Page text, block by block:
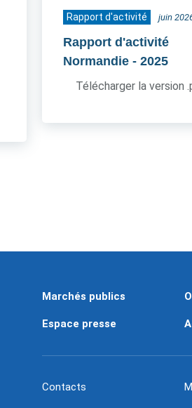
Rapport d'activité juin
Rapport d'activité
Normandie - 2025
Télécharger la version
Marchés publics
Espace presse
Contacts